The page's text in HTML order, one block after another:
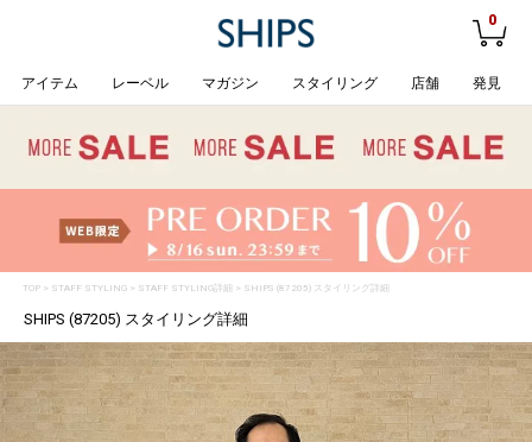
0
アイテム レーベル マガジン スタイリング 店舗 発見
TOP> STAFF STYLING> STAFF STYLING詳細 > SHIPS (87205) スタイリング詳細
SHIPS (87205) スタイリング詳細